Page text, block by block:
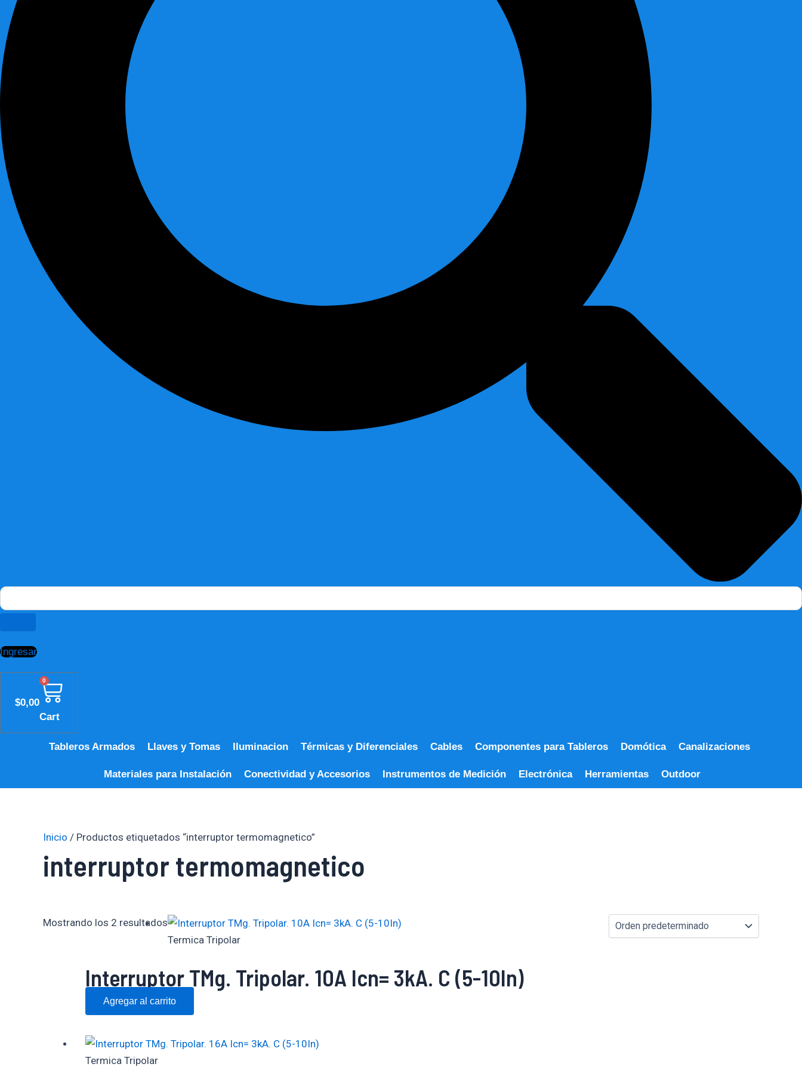
Ingresar
$0,00
0
Cart
Tableros Armados Llaves y Tomas Iluminacion Térmicas y Diferenciales Cables Componentes para Tableros Domótica Canalizaciones
Materiales para Instalación Conectividad y Accesorios Instrumentos de Medición Electrónica Herramientas Outdoor
Inicio / Productos etiquetados “interruptor termomagnetico”
interruptor termomagnetico
Mostrando los 2 resultados
Termica Tripolar
Interruptor TMg. Tripolar. 10A Icn= 3kA. C (5-10In)
Agregar al carrito
Termica Tripolar